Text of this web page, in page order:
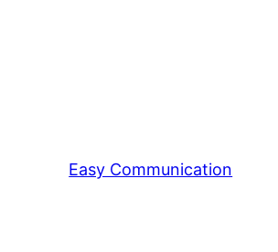
Easy Communication